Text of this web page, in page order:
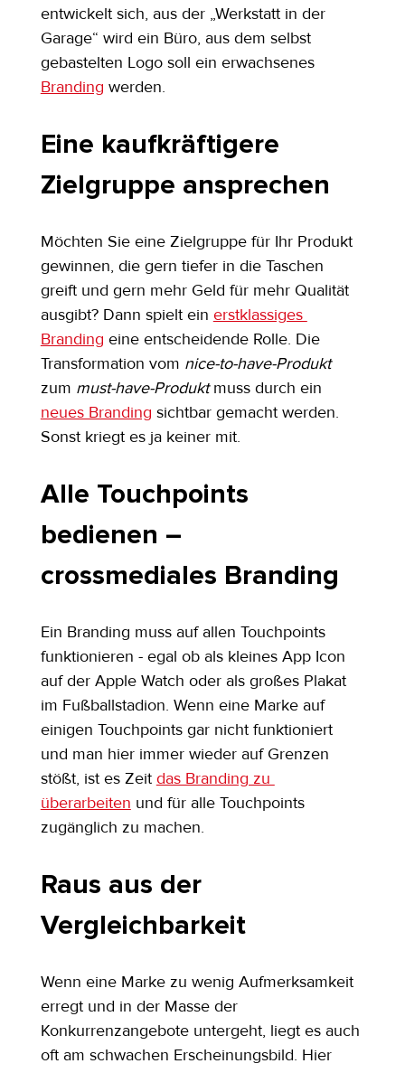
entwickelt sich, aus der „Werkstatt in der
Garage“ wird ein Büro, aus dem selbst
gebastelten Logo soll ein erwachsenes
Branding werden.
Eine kaufkräftigere
Zielgruppe ansprechen
Möchten Sie eine Zielgruppe für Ihr Produkt
gewinnen, die gern tiefer in die Taschen
greift und gern mehr Geld für mehr Qualität
ausgibt? Dann spielt ein erstklassiges
Branding eine entscheidende Rolle. Die
Transformation vom nice-to-have-Produkt
zum must-have-Produkt muss durch ein
neues Branding sichtbar gemacht werden.
Sonst kriegt es ja keiner mit.
Alle Touchpoints
bedienen –
crossmediales Branding
Ein Branding muss auf allen Touchpoints
funktionieren - egal ob als kleines App Icon
auf der Apple Watch oder als großes Plakat
im Fußballstadion. Wenn eine Marke auf
einigen Touchpoints gar nicht funktioniert
und man hier immer wieder auf Grenzen
stößt, ist es Zeit das Branding zu
überarbeiten und für alle Touchpoints
zugänglich zu machen.
Raus aus der
Vergleichbarkeit
Wenn eine Marke zu wenig Aufmerksamkeit
erregt und in der Masse der
Konkurrenzangebote untergeht, liegt es auch
oft am schwachen Erscheinungsbild. Hier